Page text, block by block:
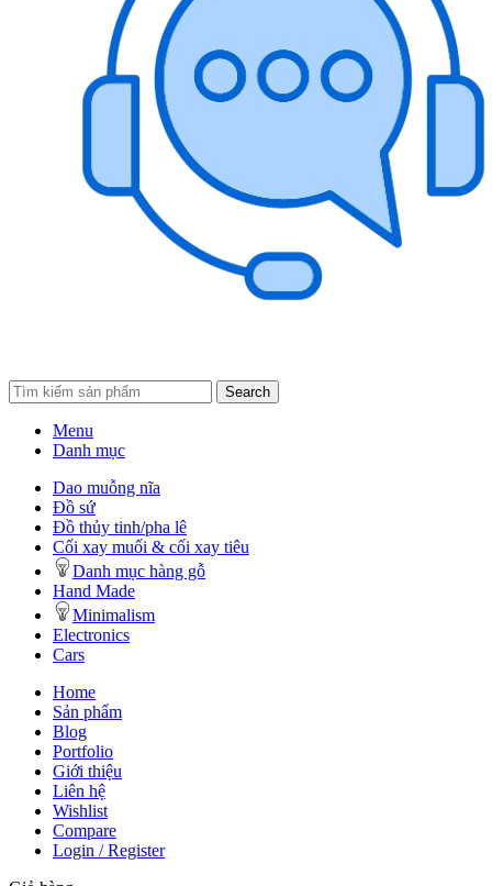
Search
Menu
Danh mục
Dao muỗng nĩa
Đồ sứ
Đồ thủy tinh/pha lê
Cối xay muối & cối xay tiêu
Danh mục hàng gỗ
Hand Made
Minimalism
Electronics
Cars
Home
Sản phẩm
Blog
Portfolio
Giới thiệu
Liên hệ
Wishlist
Compare
Login / Register